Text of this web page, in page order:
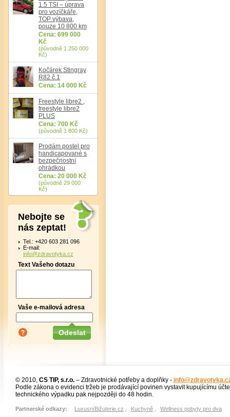
1.5 TSI – úprava
pro vozíčkáře,
TOP výbava,
pouze 10 800 km
Cena: 699 000
Kč
(původně 1 250 000
Kč)
Kočárek Stingray
R82 č.1
Cena: 14 000 Kč
Freestyle libre2 ,
freestyle libre2
PLUS
Cena: 700 Kč
(původně 1 800 Kč)
Prodám postel pro
handicapované s
bezpečnostní
ohrádkou
Cena: 20 000 Kč
(původně 29 000
Kč)
Nebojte se
nás zeptat!
Tel.: +420 603 281 096
E-mail:
info@zdravotyka.cz
Text Vašeho dotazu
Vaše e-mailová adresa
© 2010, CS TIP, s.r.o. – Zdravotnické potřeby a doplňky -
Podle zákona o evidenci tržeb je prodávající povinen vystavit kupujícímu
technického výpadku pak nejpozději do 48 hodin.
Partnerské odkazy: LuxusníBižuterie.cz Kuchyně Wellness pobyty pro dva